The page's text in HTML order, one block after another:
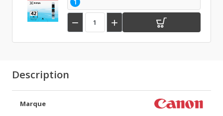
 
Description
Marque